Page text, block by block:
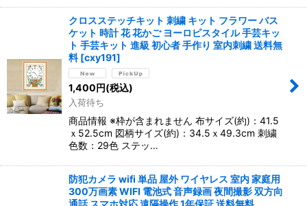
クロスステッチキット 刺繍 キット フラワー バス
ケット 時計 花 花かご ヨーロピスタイル 手芸キッ
ト 手芸キット 進級 初心者 手作り 室内刺繍 送料無
料 [cxy191]
1,400円(税込)
入荷待ち
商品情報 ※枠が含まれません 布サイズ(約)：41.5
ｘ52.5cm 図柄サイズ(約)：34.5ｘ49.3cm 刺繍
色数：29色 ステッ…
防犯カメラ wifi 単品 屋外 ワイヤレス 室内 家庭用
300万画素 WIFI 電池式 音声録画 夜間撮影 双方向
通話 スマホ対応 遠隔操作 1年保証 送料無料